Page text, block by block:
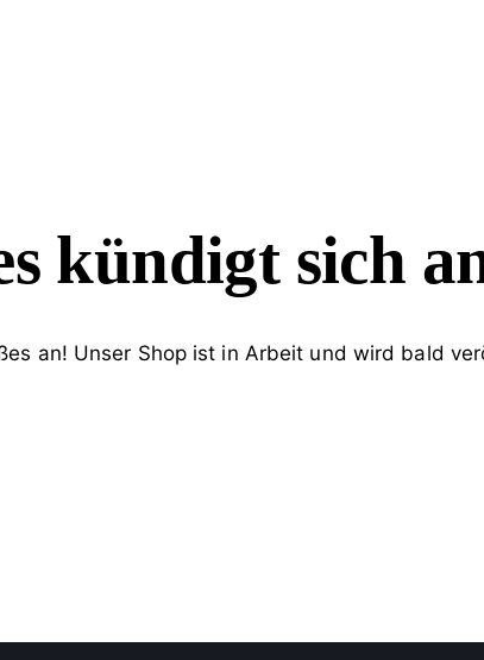
kündigt sich
an! Unser Shop ist in Arbeit und wird bald